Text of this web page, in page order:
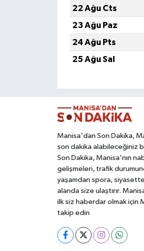
22 Ağu Cts
23 Ağu Paz
24 Ağu Pts
25 Ağu Sal
Manisa'dan Son Dakika,
son dakika alabileceğiniz
Son Dakika, Manisa'nın
gelişmeleri, trafik
yaşamdan spora,
alanda size ulaştırır.
ilk siz haberdar olmak için
takip edin